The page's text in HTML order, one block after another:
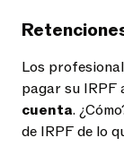
Los
pagar su IRPF
cuenta.
de IRPF de lo